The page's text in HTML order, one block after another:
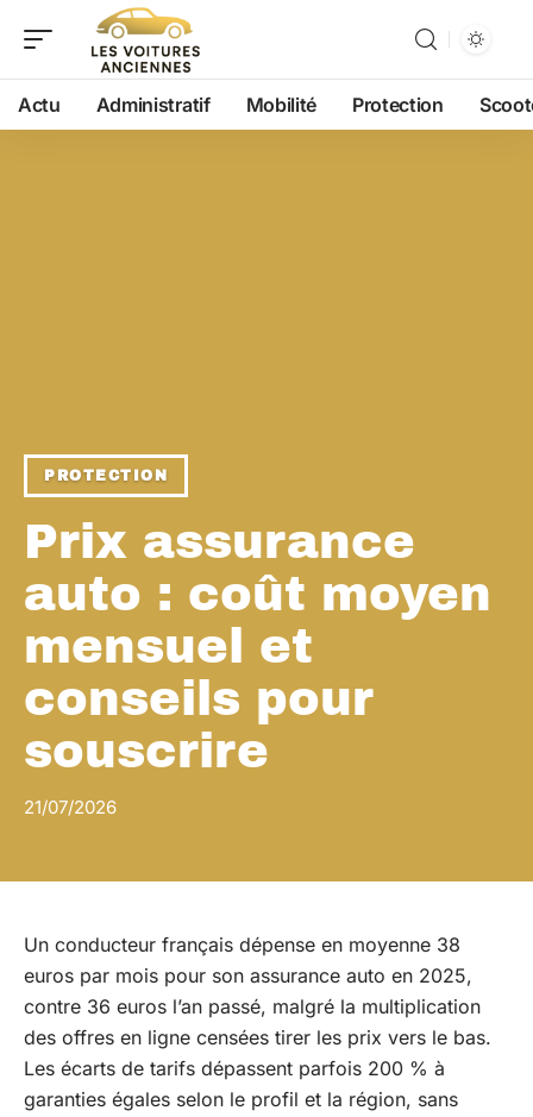
Actu Administratif Mobilité Protection
PROTECTION
Prix assurance
auto : coût moyen
mensuel et
conseils pour
souscrire
21/07/2026
Un conducteur français dépense en moyenne 38
euros par mois pour son assurance auto en 2025,
contre 36 euros l’an passé, malgré la multiplication
des offres en ligne censées tirer les prix vers le bas.
Les écarts de tarifs dépassent parfois 200 % à
garanties égales selon le profil et la région, sans